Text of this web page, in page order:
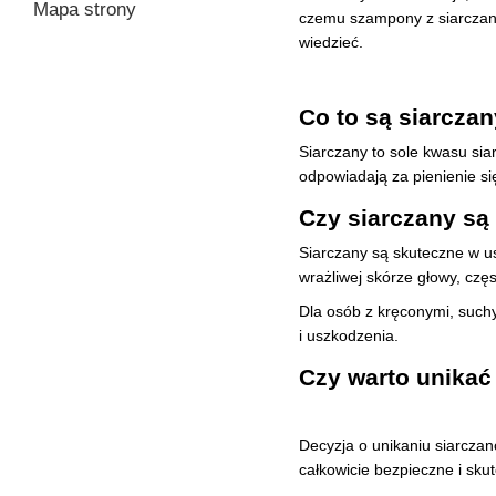
czemu szampony z
wiedzieć.
Co to są
Siarczany to sole kwasu
odpowiadają za pienienie
Czy siarczany
Siarczany są skuteczne w
wrażliwej skórze głowy,
Dla osób z kręconymi,
i uszkodzenia.
Czy warto
Decyzja o unikaniu
całkowicie bezpieczne i
Mapa strony